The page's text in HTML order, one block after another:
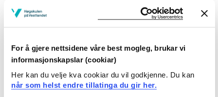
For å gjere nettsidene våre best mogleg, brukar vi
informasjonskapslar (cookiar)
Her kan du velje kva cookiar du vil godkjenne. Du kan
når som helst endre tillatinga du gir her.
Læringsutbytte
Ved fullført emne MAS120 Produksjon og logistikk har
studenten følgende kvalifikasjoner:
Kunnskaper